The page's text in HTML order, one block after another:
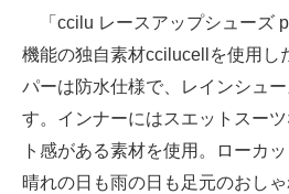
「ccilu レースアップシューズ
機能の独自素材ccilucellを使用し
パーは防水仕様で、レインシュ
す。インナーにはスエットスー
ト感がある素材を使用。ローカ
晴れの日も雨の日も足元のおし